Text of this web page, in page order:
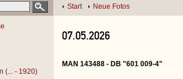
Start Neue Fotos
(... - 1920)
07.05.2026
MAN 143488 - DB "601 009-4"